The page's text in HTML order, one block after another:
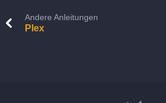
Andere Anleitungen
Plex